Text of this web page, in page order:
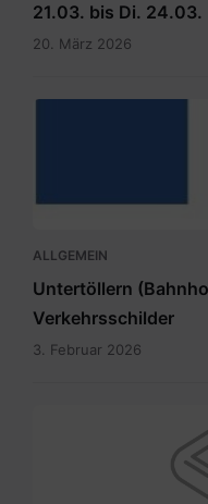
21.03. bis Di. 24.03.
20. März 2026
ALLGEMEIN
Untertöllern
Verkehrsschilder
3. Februar 2026